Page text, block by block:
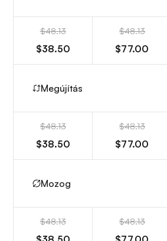
$48.13
$38.50
$48.13
$77.00
Megújítás
$48.13
$38.50
$48.13
$77.00
Mozog
$48.13 $48.13